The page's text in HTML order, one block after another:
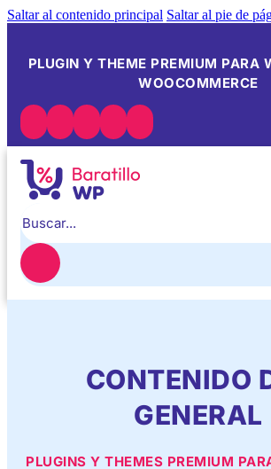
Saltar al contenido principal Saltar al pie de
PLUGIN Y THEME PREMIUM PARA
WOOCOMMERCE
CONTENIDO
GENERAL
PLUGINS Y THEMES PREMIUM